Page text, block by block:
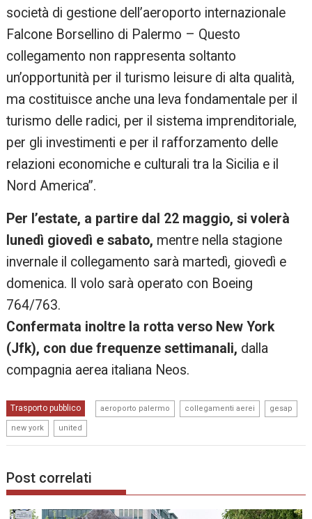
società di gestione dell’aeroporto internazionale
Falcone Borsellino di Palermo – Questo
collegamento non rappresenta soltanto
un’opportunità per il turismo leisure di alta qualità,
ma costituisce anche una leva fondamentale per il
turismo delle radici, per il sistema imprenditoriale,
per gli investimenti e per il rafforzamento delle
relazioni economiche e culturali tra la Sicilia e il
Nord America”.
Per l’estate, a partire dal 22 maggio, si volerà
lunedì giovedì e sabato, mentre nella stagione
invernale il collegamento sarà martedì, giovedì e
domenica. Il volo sarà operato con Boeing
764/763.
Confermata inoltre la rotta verso New York
(Jfk), con due frequenze settimanali, dalla
compagnia aerea italiana Neos.
Trasporto pubblico aeroporto palermo collegamenti aerei gesap
new york united
Post correlati